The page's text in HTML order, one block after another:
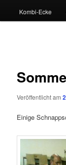
Kombi-Ecke
Veröffentlicht am
Einige